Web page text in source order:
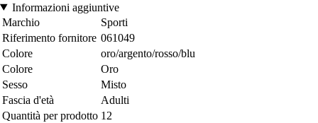
Informazioni aggiuntive
Marchio
Sporti
Riferimento fornitore 061049
Colore
oro/argento/rosso/blu
Colore
Oro
Sesso
Misto
Fascia d'età
Adulti
Quantità per prodotto 12